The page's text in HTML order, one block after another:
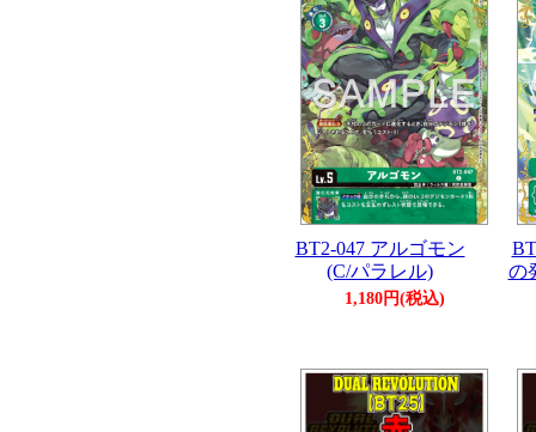
BT2-047 アルゴモン
(C/パラレル)
1,180円(税込)
の